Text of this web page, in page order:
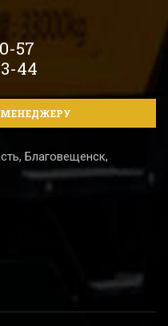
57
44
МЕНЕДЖЕРУ
Благовещенск,